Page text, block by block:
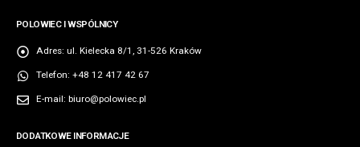
POLOWIEC I WSPÓLNICY
Adres: ul. Kielecka 8/1, 31-526 Kraków
Telefon: +48 12 417 42 67
E-mail: biuro@polowiec.pl
DODATKOWE INFORMACJE